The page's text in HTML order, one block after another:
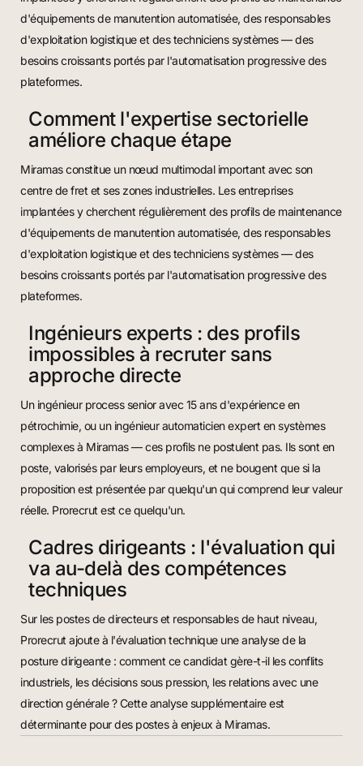
d'équipements de manutention automatisée, des responsables
d'exploitation logistique et des techniciens systèmes — des
besoins croissants portés par l'automatisation progressive des
plateformes.
Comment l'expertise sectorielle
améliore chaque étape
Miramas constitue un nœud multimodal important avec son
centre de fret et ses zones industrielles. Les entreprises
implantées y cherchent régulièrement des profils de maintenance
d'équipements de manutention automatisée, des responsables
d'exploitation logistique et des techniciens systèmes — des
besoins croissants portés par l'automatisation progressive des
plateformes.
Ingénieurs experts : des profils
impossibles à recruter sans
approche directe
Un ingénieur process senior avec 15 ans d'expérience en
pétrochimie, ou un ingénieur automaticien expert en systèmes
complexes à Miramas — ces profils ne postulent pas. Ils sont en
poste, valorisés par leurs employeurs, et ne bougent que si la
proposition est présentée par quelqu'un qui comprend leur valeur
réelle. Prorecrut est ce quelqu'un.
Cadres dirigeants : l'évaluation qui
va au-delà des compétences
techniques
Sur les postes de directeurs et responsables de haut niveau,
Prorecrut ajoute à l'évaluation technique une analyse de la
posture dirigeante : comment ce candidat gère-t-il les conflits
industriels, les décisions sous pression, les relations avec une
direction générale ? Cette analyse supplémentaire est
déterminante pour des postes à enjeux à Miramas.